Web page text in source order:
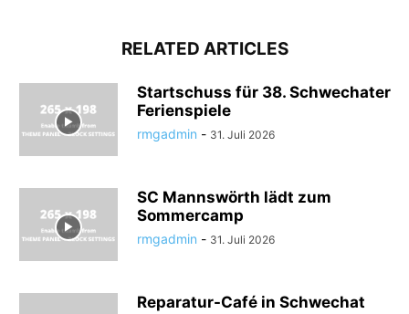
RELATED ARTICLES
Startschuss für 38. Schwechater
Ferienspiele
rmgadmin - 31. Juli 2026
SC Mannswörth lädt zum
Sommercamp
rmgadmin - 31. Juli 2026
Reparatur-Café in Schwechat